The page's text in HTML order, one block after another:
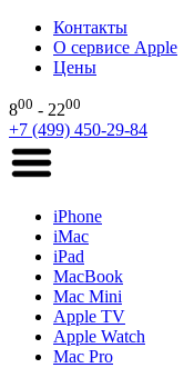
Контакты
О сервисе Apple
Цены
800 - 2200
+7 (499) 450-29-84
iPhone
iMac
iPad
MacBook
Mac Mini
Apple TV
Apple Watch
Mac Pro